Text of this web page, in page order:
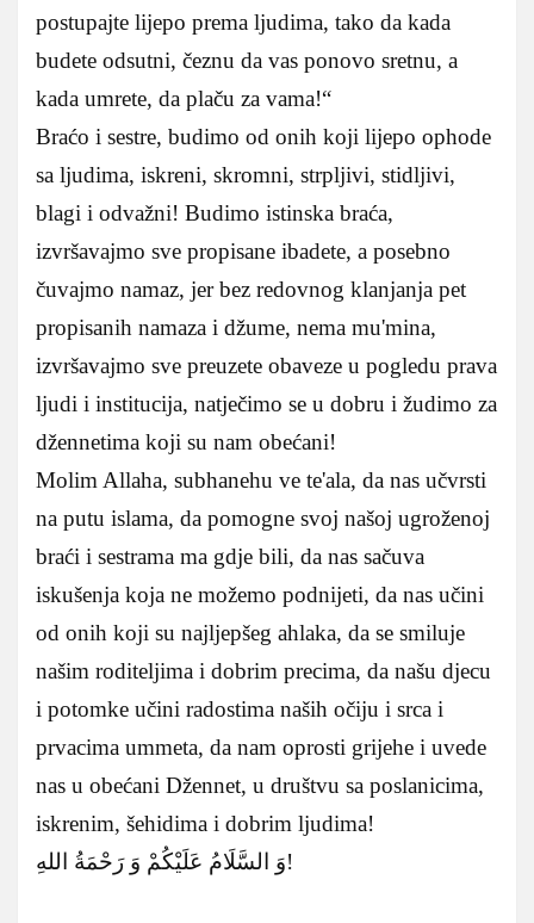
postupajte lijepo prema ljudima, tako da kada
budete odsutni, čeznu da vas ponovo sretnu, a
kada umrete, da plaču za vama!“
Braćo i sestre, budimo od onih koji lijepo ophode
sa ljudima, iskreni, skromni, strpljivi, stidljivi,
blagi i odvažni! Budimo istinska braća,
izvršavajmo sve propisane ibadete, a posebno
čuvajmo namaz, jer bez redovnog klanjanja pet
propisanih namaza i džume, nema mu'mina,
izvršavajmo sve preuzete obaveze u pogledu prava
ljudi i institucija, natječimo se u dobru i žudimo za
džennetima koji su nam obećani!
Molim Allaha, subhanehu ve te'ala, da nas učvrsti
na putu islama, da pomogne svoj našoj ugroženoj
braći i sestrama ma gdje bili, da nas sačuva
iskušenja koja ne možemo podnijeti, da nas učini
od onih koji su najljepšeg ahlaka, da se smiluje
našim roditeljima i dobrim precima, da našu djecu
i potomke učini radostima naših očiju i srca i
prvacima ummeta, da nam oprosti grijehe i uvede
nas u obećani Džennet, u društvu sa poslanicima,
iskrenim, šehidima i dobrim ljudima!
وَ السَّلَامُ عَلَيْكُمْ وَ رَحْمَةُ اللهِ!